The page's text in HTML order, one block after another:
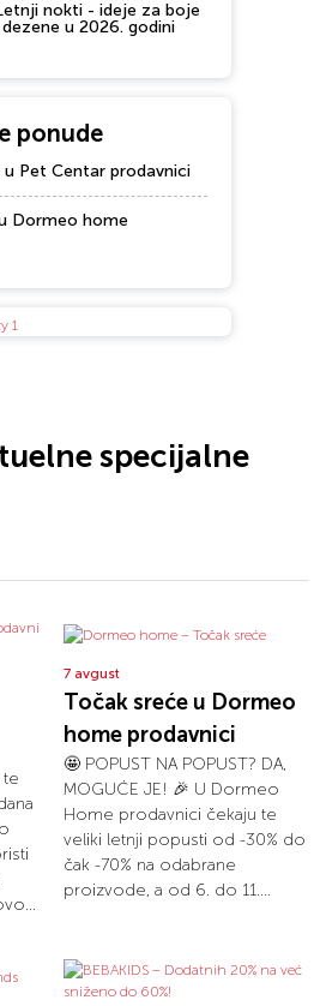
nokti - ideje za boje
u 2026. godini
ponude
u Pet Centar prodavnici
Dormeo home
specijalne
te
7 avgust
Točak sreće u Dormeo
home prodavnici
🤩 POPUST NA POPUST? DA,
MOGUĆE JE! 🎉 U Dormeo
Home prodavnici čekaju te
veliki letnji popusti od -30% do
čak -70% na odabrane
proizvode, a od 6. do 11....